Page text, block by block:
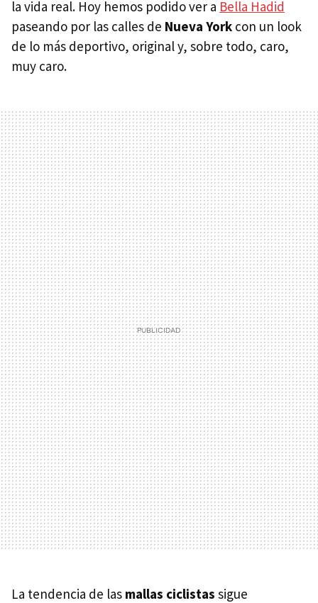
la vida real. Hoy hemos podido ver a Bella Hadid
paseando por las calles de Nueva York con un look
de lo más deportivo, original y, sobre todo, caro,
muy caro.
La tendencia de las mallas ciclistas sigue